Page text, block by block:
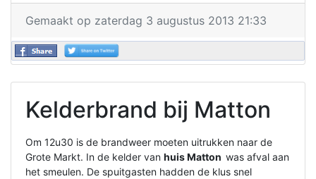
Gemaakt op zaterdag 3 augustus 2013 21:33
Kelderbrand bij Matton
Om 12u30 is de brandweer moeten uitrukken naar de
Grote Markt. In de kelder van huis Matton was afval aan
het smeulen. De spuitgasten hadden de klus snel